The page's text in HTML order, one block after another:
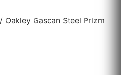
/ Oakley Gascan Steel Prizm